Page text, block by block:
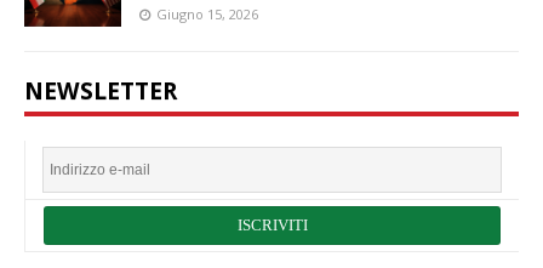
Giugno 15, 2026
NEWSLETTER